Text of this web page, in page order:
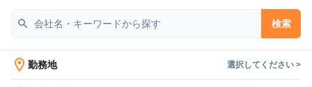
search 検索
location_on 勤務地 選択してください >